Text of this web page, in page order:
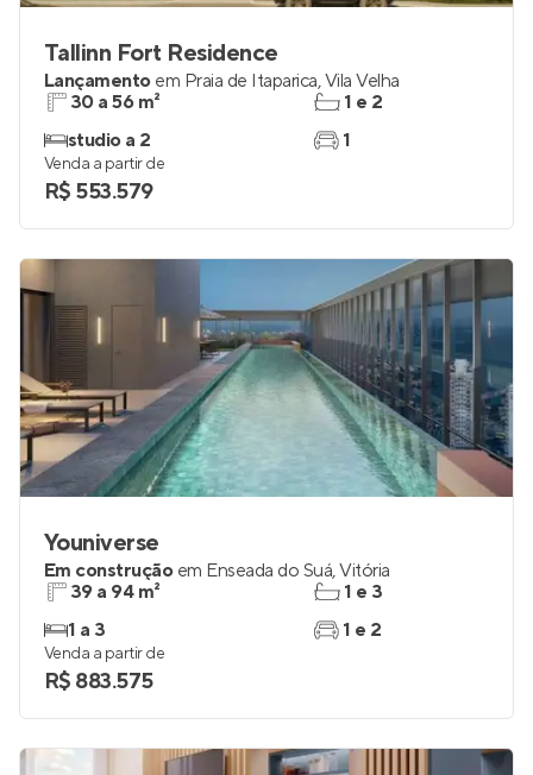
Tallinn Fort Residence
Lançamento em Praia de Itaparica,Vila Velha
30 a 56 m²
studio a 2
1 e 2
1
Venda a partir de
R$ 553.579
Youniverse
Em construção em Enseada do Suá,Vitória
39 a 94 m²
1 a 3
1 e 3
1 e 2
Venda a partir de
R$ 883.575